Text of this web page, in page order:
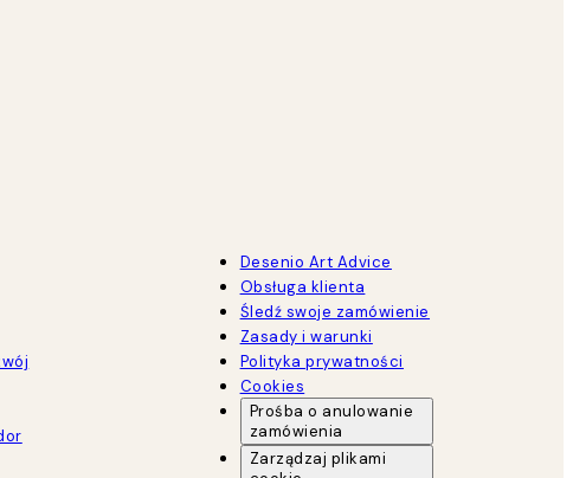
Desenio Art Advice
Obsługa klienta
Śledź swoje zamówienie
Zasady i warunki
Polityka prywatności
Cookies
Prośba o anulowanie
zamówienia
Zarządzaj plikami